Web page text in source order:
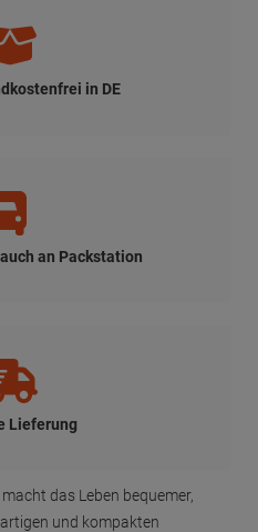
in DE
an Packstation
Lieferung
das Leben bequemer,
und kompakten